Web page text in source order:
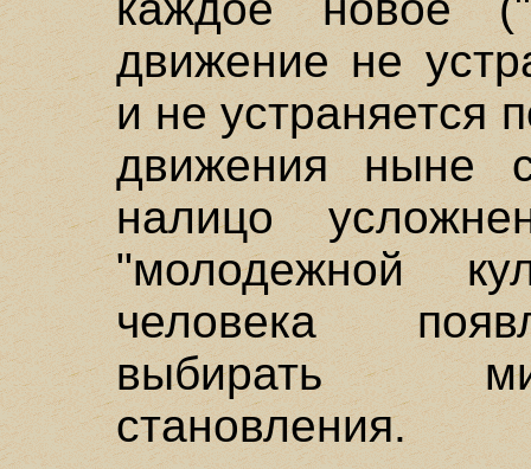
движение не
и не устраняется
движения ныне
налицо
"молодежной
человека
выбирать
становления.